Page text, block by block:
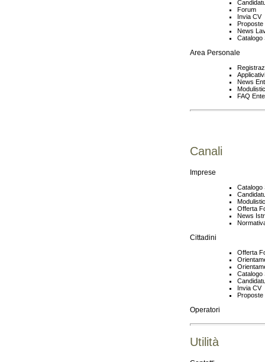
Forum
Invia CV
Proposte
News
Catalogo
Area Personale
Applicativi
News
FAQ Ente
Canali
Imprese
Catalogo
Offerta
News
Cittadini
Offerta
Catalogo
Invia CV
Proposte
Operatori
Utilità